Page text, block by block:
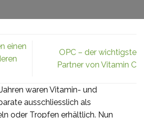
waren Vitamin- und
ausschliesslich als
oder Tropfen erhältlich. Nun
einen
OPC – der wichtigste
Partner von Vitamin C